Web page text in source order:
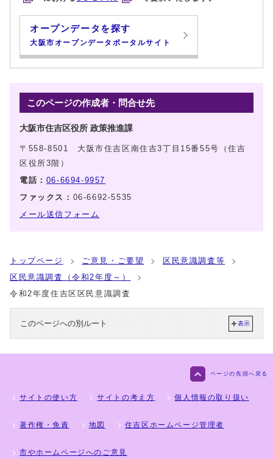
オープンデータを探す
大阪市オープンデータポータルサイト
このページの作成者・問合せ先
大阪市住吉区役所 政策推進課
〒558-8501 大阪市住吉区南住吉3丁目15番55号（住吉
区役所3階）
電話： 06-6694-9957
ファックス： 06-6692-5535
メール送信フォーム
トップページ ご意見・ご要望
区民意識調査等
区民意識調査（令和2年度～）
令和2年度住吉区区民意識調査
このページへの別ルート 表示
ページの先頭へ戻る
サイトの使い方 サイトの考え方 個人情報の取り扱い
著作権・免責 地図 住吉区ホームページ管理者
市やホームページへのご意見